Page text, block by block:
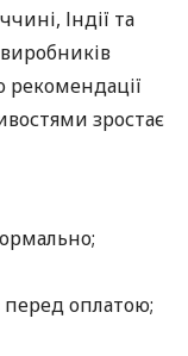
Індії та
рекомендації
зростає
перед оплатою;